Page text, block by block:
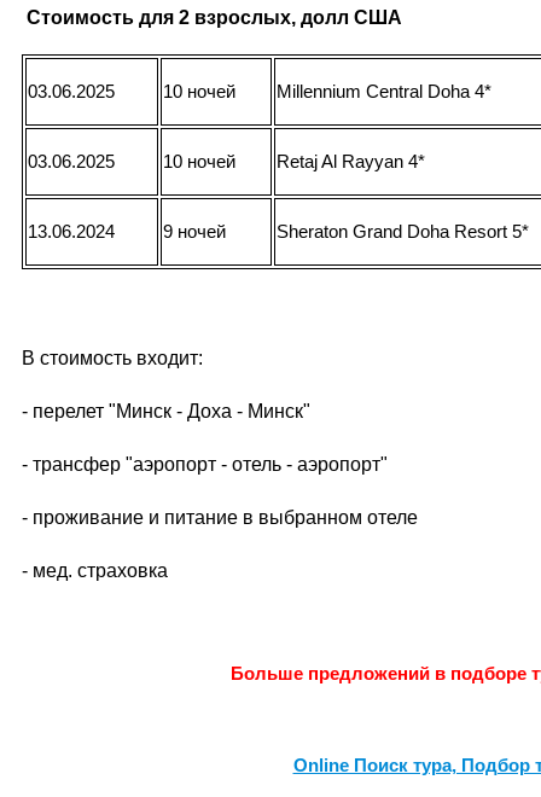
Стоимость для 2 взрослых, долл США
03.06.2025 10 ночей Millennium Central Doha 4*
03.06.2025 10 ночей Retaj Al Rayyan 4*
13.06.2024 9 ночей Sheraton Grand Doha Resort 5*
В стоимость входит:
- перелет "Минск - Доха - Минск"
- трансфер "аэропорт - отель - аэропорт"
- проживание и питание в выбранном отеле
- мед. страховка
Больше предложений в подборе
Online Поиск тура, Подбор